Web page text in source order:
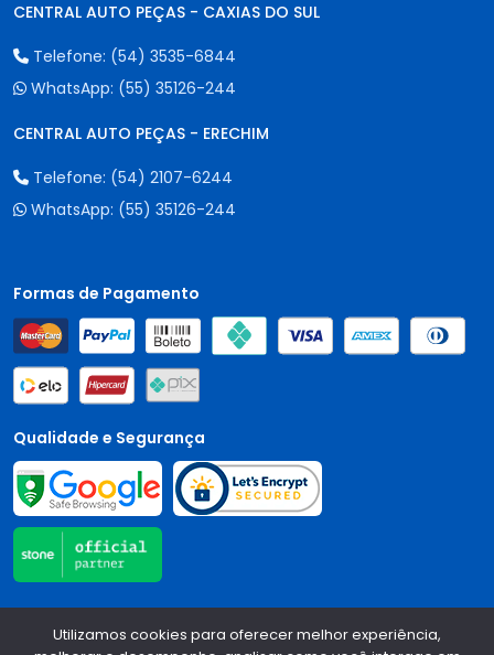
CENTRAL AUTO PEÇAS - CAXIAS DO SUL
Telefone: (54) 3535-6844
WhatsApp: (55) 35126-244
CENTRAL AUTO PEÇAS - ERECHIM
Telefone: (54) 2107-6244
WhatsApp: (55) 35126-244
Formas de Pagamento
Qualidade e Segurança
Central Auto Peças - CNPJ: 90.196.999/0001-89
Todos os
direitos reservados.2026
Utilizamos cookies para oferecer melhor experiência,